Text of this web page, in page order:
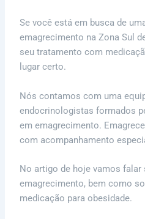
Se você está em busca de
emagrecimento na Zona Sul
seu tratamento com
lugar certo.
Nós contamos com uma
endocrinologistas formados
em emagrecimento.
com acompanhamento
No artigo de hoje vamos
emagrecimento, bem como
medicação para obesidade.